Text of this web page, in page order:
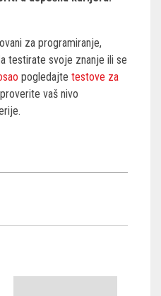
za programiranje,
testirate svoje znanje ili se
pogledajte testove za
vaš nivo